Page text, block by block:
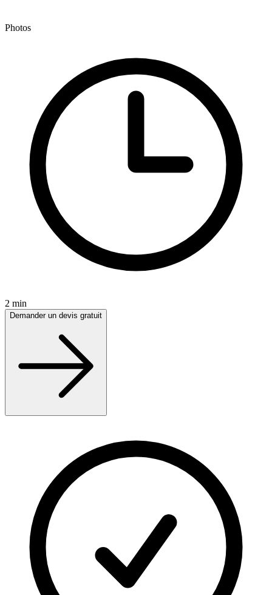
Photos
2 min
Demander un devis gratuit